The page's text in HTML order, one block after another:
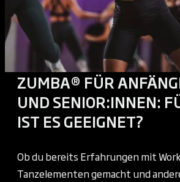
ZUMBA® FÜR
UND SENIOR:INNEN:
IST ES GEEIGNET?
Ob du bereits Erfahrungen mit
Tanzelementen gemacht und